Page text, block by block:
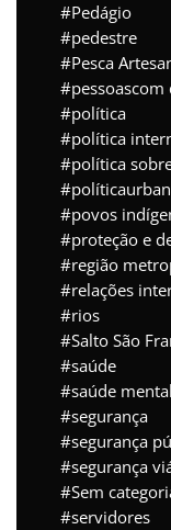
Pedágio
pedestre
Pesca
política
política
política
povos
proteção e
região
relações
rios
Salto São
saúde
saúde mental
segurança
segurança
segurança
Sem
servidores